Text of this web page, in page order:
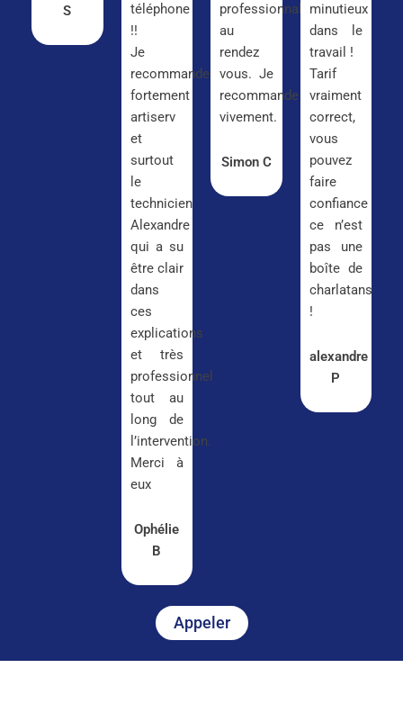
S
téléphone
!!
Je
recommande
fortement
artiserv
et
surtout
le
technicien
Alexandre
qui a su
être clair
dans
ces
explications
et très
professionnel
tout au
long de
l’intervention.
Merci à
eux
Ophélie
B
professionnalisme
au
rendez
vous. Je
recommande
vivement.
Simon C
minutieux
dans le
travail !
Tarif
vraiment
correct,
vous
pouvez
faire
confiance
ce n’est
pas une
boîte de
charlatans
!
alexandre
P
Appeler